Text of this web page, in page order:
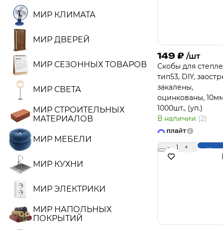
МИР КЛИМАТА
МИР ДВЕРЕЙ
МИР СЕЗОННЫХ ТОВАРОВ
МИР СВЕТА
МИР СТРОИТЕЛЬНЫХ
МАТЕРИАЛОВ
МИР МЕБЕЛИ
МИР КУХНИ
МИР ЭЛЕКТРИКИ
МИР НАПОЛЬНЫХ
ПОКРЫТИЙ
149 ₽ /шт
Скобы для
тип53, DIY,
закалены,
оцинкованы,
1000шт., (уп.)
В наличии (2)
- 1 +